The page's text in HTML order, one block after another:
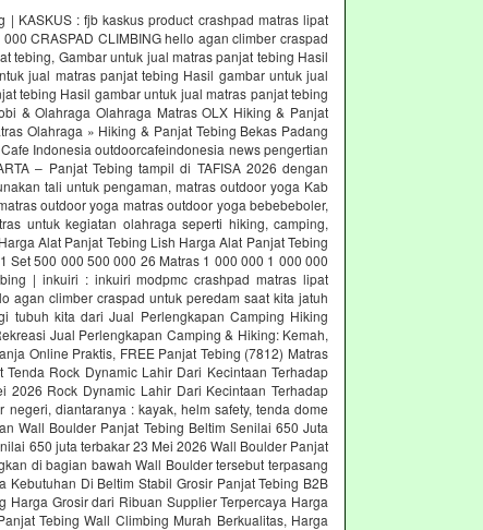
KASKUS : fjb kaskus product crashpad matras lipat
CRASPAD CLIMBING hello agan climber craspad
tebing, Gambar untuk jual matras panjat tebing Hasil
jual matras panjat tebing Hasil gambar untuk jual
tebing Hasil gambar untuk jual matras panjat tebing
& Olahraga Olahraga Matras OLX Hiking & Panjat
Olahraga » Hiking & Panjat Tebing Bekas Padang
Indonesia outdoorcafeindonesia news pengertian
– Panjat Tebing tampil di TAFISA 2026 dengan
tali untuk pengaman, matras outdoor yoga Kab
outdoor yoga matras outdoor yoga bebebeboler,
untuk kegiatan olahraga seperti hiking, camping,
Alat Panjat Tebing Lish Harga Alat Panjat Tebing
Set 500 000 500 000 26 Matras 1 000 000 1 000 000
| inkuiri : inkuiri modpmc crashpad matras lipat
agan climber craspad untuk peredam saat kita jatuh
tubuh kita dari Jual Perlengkapan Camping Hiking
Jual Perlengkapan Camping & Hiking: Kemah,
Online Praktis, FREE Panjat Tebing (7812) Matras
Rock Dynamic Lahir Dari Kecintaan Terhadap
Rock Dynamic Lahir Dari Kecintaan Terhadap
diantaranya : kayak, helm safety, tenda dome
Wall Boulder Panjat Tebing Beltim Senilai 650 Juta
650 juta terbakar 23 Mei 2026 Wall Boulder Panjat
di bagian bawah Wall Boulder tersebut terpasang
Kebutuhan Di Beltim Stabil Grosir Panjat Tebing B2B
Grosir dari Ribuan Supplier Terpercaya Harga
Tebing Wall Climbing Murah Berkualitas, Harga